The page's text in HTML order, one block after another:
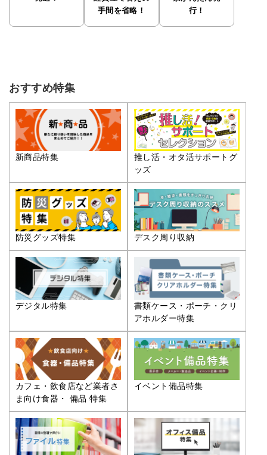
手間を省略！
行！
おすすめ特集
新商品特集
推し活・オタ活サポートグ
ッズ
防災グッズ特集 デスク周り収納
デジタル特集
書類ケース・ポーチ・クリ
アホルダー特集
カフェ・飲食店など業者さ
ま向け食器・ 備品 特集
イベント備品特集